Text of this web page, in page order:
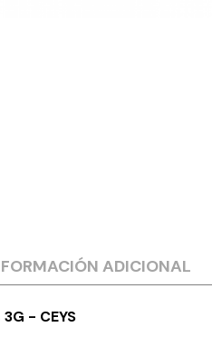
ADICIONAL
- CEYS